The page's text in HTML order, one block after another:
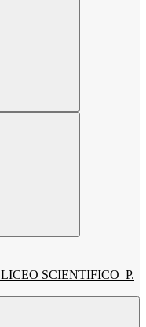
LICEO SCIENTIFICO P.